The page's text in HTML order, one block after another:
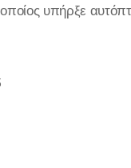
υπήρξε